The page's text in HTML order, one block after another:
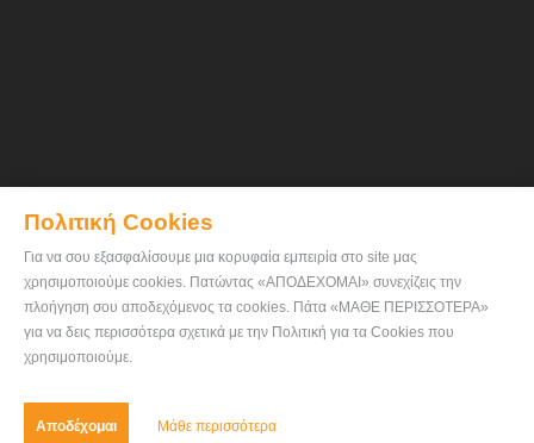
Πολιτική Cookies
Για να σου εξασφαλίσουμε μια κορυφαία εμπειρία στο site μας
χρησιμοποιούμε cookies. Πατώντας «ΑΠΟΔΕΧΟΜΑΙ» συνεχίζεις την
πλοήγηση σου αποδεχόμενος τα cookies. Πάτα «ΜΑΘΕ ΠΕΡΙΣΣΟΤΕΡΑ»
για να δεις περισσότερα σχετικά με την Πολιτική για τα Cookies που
χρησιμοποιούμε.
Αποδέχομαι Μάθε περισσότερα